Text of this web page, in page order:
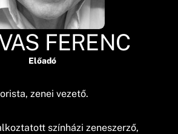
FERENC
Előadó
zenei vezető.
színházi zeneszerző,